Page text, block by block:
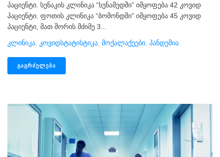
პაციენტი. სენაკის კლინიკა “სენამედში” იმყოფება 42 კოვიდ
პაციენტი. ფოთის კლინიკა “ბომონდში” იმყოფება 45 კოვიდ
პაციენტი, მათ შორის მძიმე 3...
Კლინიკა Კოვიდსტატისტიკა Მოქალაქეები Პანდემია
ᲒᲐᲒᲠᲫᲔᲚᲔᲑᲐ